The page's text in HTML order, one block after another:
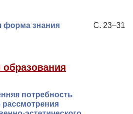
форма знания
С. 23–31
потребность
рассмотрения